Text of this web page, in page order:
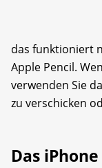
das funktioniert
Apple Pencil.
verwenden Sie
zu verschicken
Das